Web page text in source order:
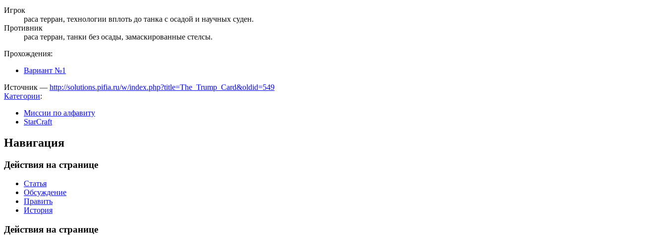
Игрок
раса терран, технологии вплоть до танка с осадой и научных суден.
Противник
раса терран, танки без осады, замаскированные стелсы.
Прохождения:
Вариант №1
Источник — http://solutions.pifia.ru/w/index.php?title=The_Trump_Card&oldid=549
Категории:
Миссии по алфавиту
StarCraft
Навигация
Действия на странице
Статья
Обсуждение
Править
История
Действия на странице